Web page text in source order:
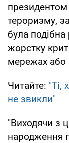
тероризму,
була
жорстку
мережах або
Читайте: "Ті,
не звикли"
"Виходячи з
народження